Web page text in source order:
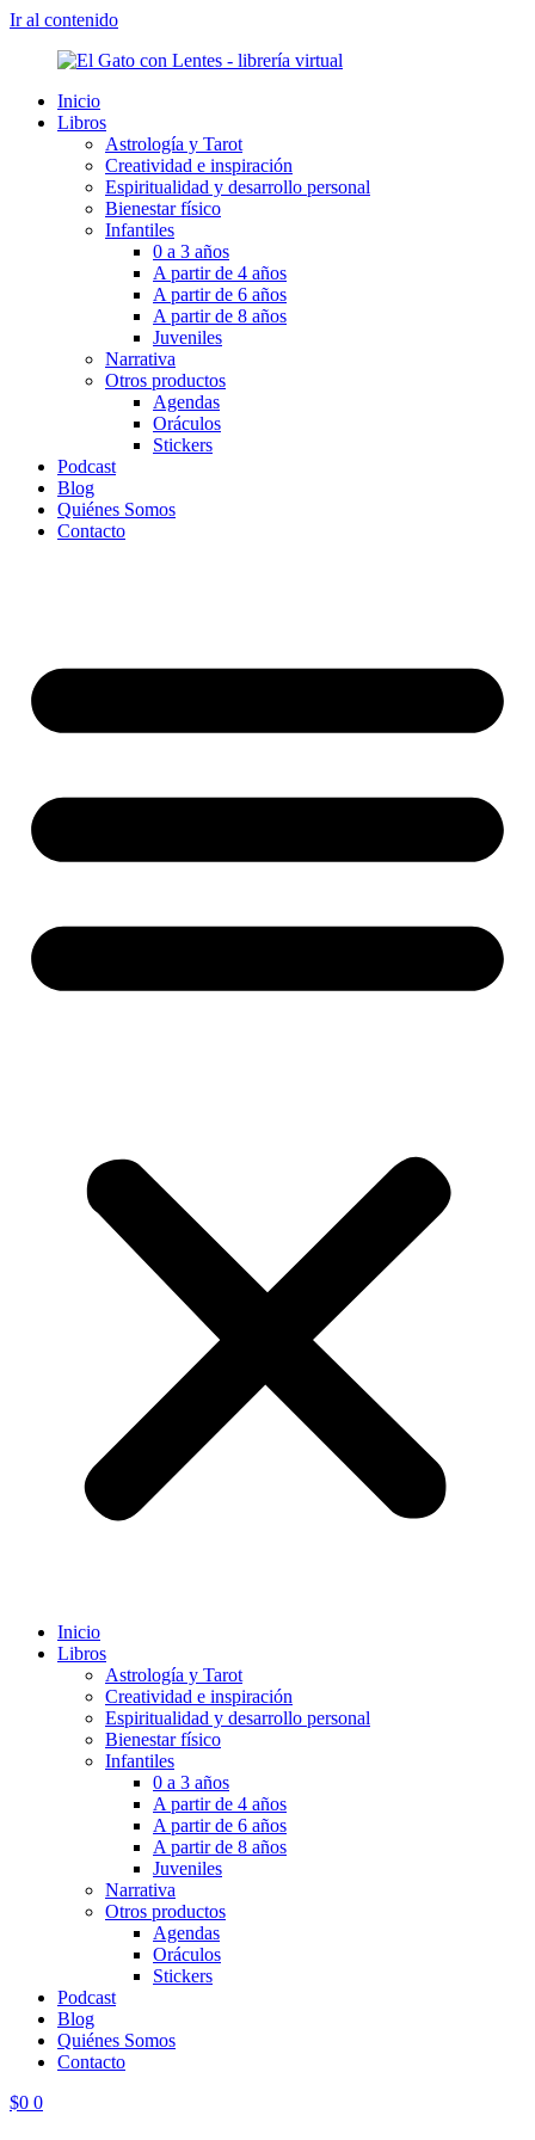
Ir al contenido
Inicio
Libros
Astrología y Tarot
Creatividad e inspiración
Espiritualidad y desarrollo personal
Bienestar físico
Infantiles
0 a 3 años
A partir de 4 años
A partir de 6 años
A partir de 8 años
Juveniles
Narrativa
Otros productos
Agendas
Oráculos
Stickers
Podcast
Blog
Quiénes Somos
Contacto
Inicio
Libros
Astrología y Tarot
Creatividad e inspiración
Espiritualidad y desarrollo personal
Bienestar físico
Infantiles
0 a 3 años
A partir de 4 años
A partir de 6 años
A partir de 8 años
Juveniles
Narrativa
Otros productos
Agendas
Oráculos
Stickers
Podcast
Blog
Quiénes Somos
Contacto
$0 0